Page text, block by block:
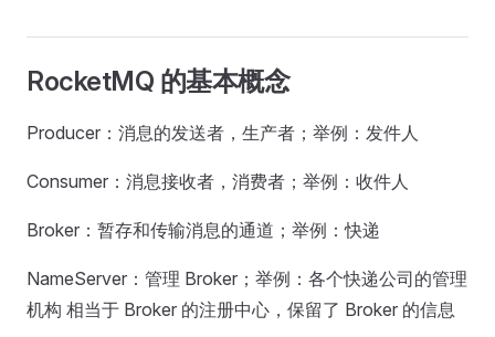
RocketMQ 的基本概念
Producer：消息的发送者，生产者；举例：发件人
Consumer：消息接收者，消费者；举例：收件人
Broker：暂存和传输消息的通道；举例：快递
NameServer：管理 Broker；举例：各个快递公司的管理
机构 相当于 Broker 的注册中心，保留了 Broker 的信息